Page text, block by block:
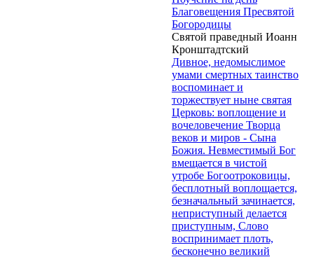
Благовещения Пресвятой
Богородицы
Святой праведный Иоанн
Кронштадтский
Дивное, недомыслимое
умами смертных таинство
воспоминает и
торжествует ныне святая
Церковь: воплощение и
вочеловечение Творца
веков и миров - Сына
Божия. Невместимый Бог
вмещается в чистой
утробе Богоотроковицы,
бесплотный воплощается,
безначальный зачинается,
неприступный делается
приступным, Слово
воспринимает плоть,
бесконечно великий